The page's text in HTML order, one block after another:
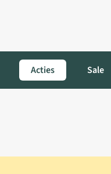
Acties Sale